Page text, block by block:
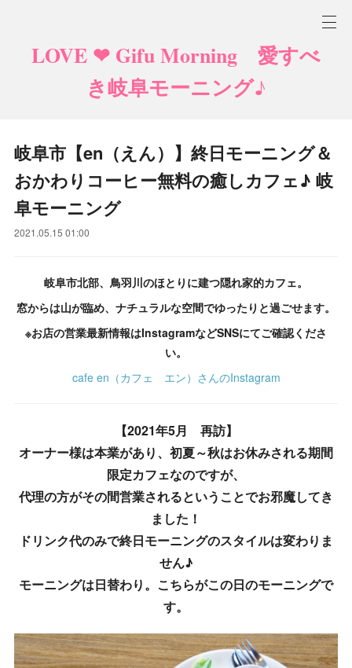
LOVE ❤ Gifu Morning 愛すべ
き岐阜モーニング♪
岐阜市【en（えん）】終日モーニング＆
おかわりコーヒー無料の癒しカフェ♪ 岐
阜モーニング
2021.05.15 01:00
岐阜市北部、鳥羽川のほとりに建つ隠れ家的カフェ。
窓からは山が臨め、ナチュラルな空間でゆったりと過ごせます。
※お店の営業最新情報はInstagramなどSNSにてご確認くださ
い。
cafe en（カフェ エン）さんのInstagram
【2021年5月 再訪】
オーナー様は本業があり、初夏～秋はお休みされる期間
限定カフェなのですが、
代理の方がその間営業されるということでお邪魔してき
ました！
ドリンク代のみで終日モーニングのスタイルは変わりま
せん♪
モーニングは日替わり。こちらがこの日のモーニングで
す。